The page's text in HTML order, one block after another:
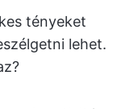
tényeket
lehet.